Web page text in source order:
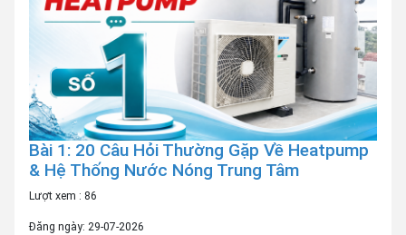
Bài 1: 20 Câu Hỏi Thường Gặp Về Heatpump
& Hệ Thống Nước Nóng Trung Tâm
Lượt xem : 86
Đăng ngày: 29-07-2026